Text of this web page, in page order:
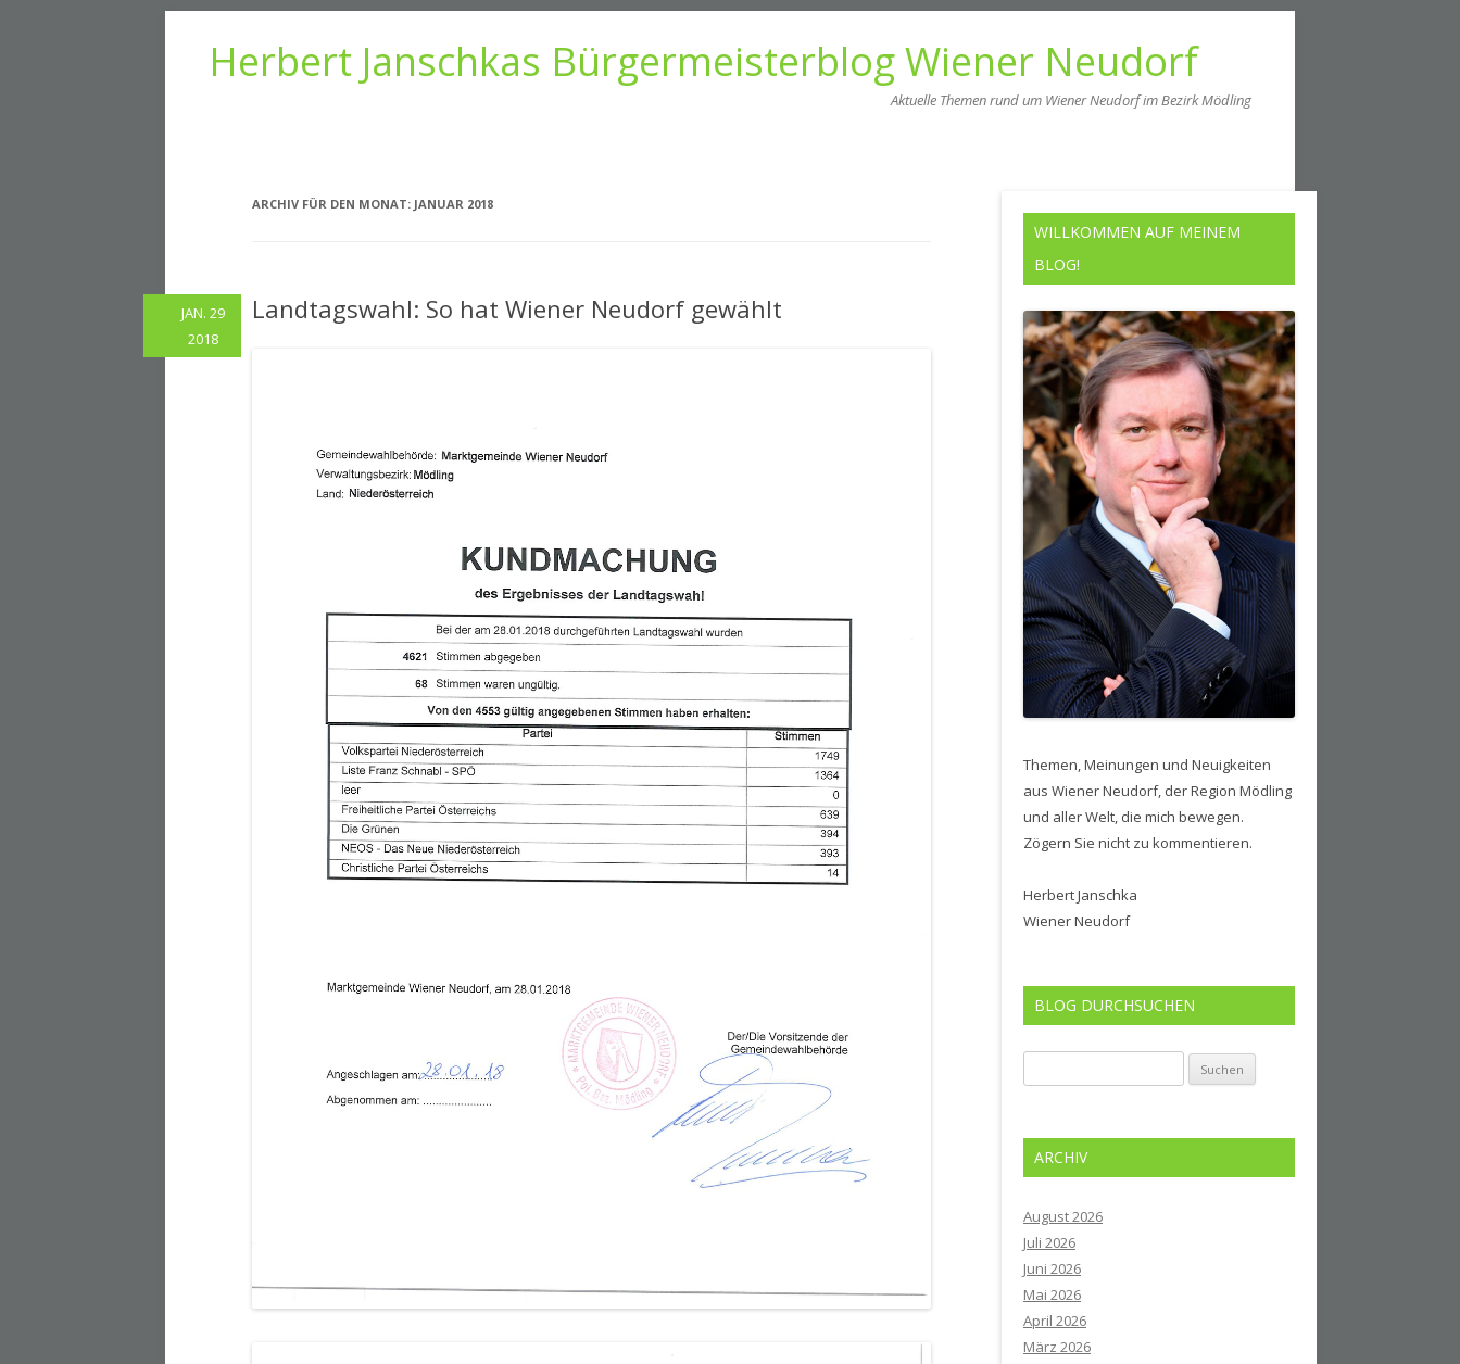
Herbert Janschkas Bürgermeisterblog Wiener Neudorf
Aktuelle Themen rund um Wiener Neudorf im Bezirk Mödling
ARCHIV FÜR DEN MONAT: JANUAR 2018
Landtagswahl: So hat Wiener Neudorf gewählt
JAN. 29
2018
WILLKOMMEN AUF MEINEM
BLOG!
Themen, Meinungen und Neuigkeiten
aus Wiener Neudorf, der Region Mödling
und aller Welt, die mich bewegen.
Zögern Sie nicht zu kommentieren.
Herbert Janschka
Wiener Neudorf
BLOG DURCHSUCHEN
nach:
ARCHIV
August 2026
Juli 2026
Juni 2026
Mai 2026
April 2026
März 2026